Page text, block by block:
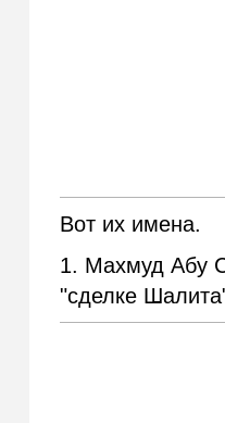
Вот их имена.
1. Махмуд Абу
"сделке